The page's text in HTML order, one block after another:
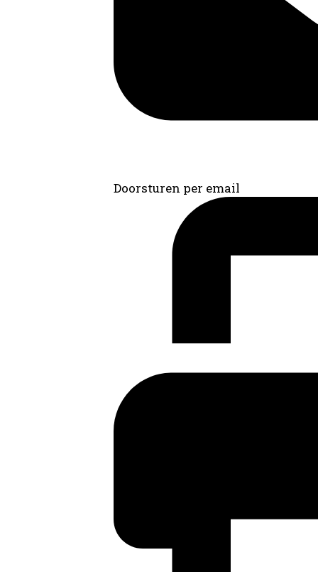
Doorsturen per email